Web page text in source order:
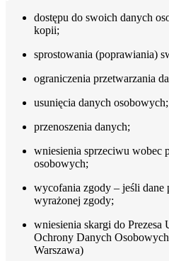
dostępu do swoich danych
kopii;
sprostowania (poprawiania)
ograniczenia przetwarzania
usunięcia danych osobowych;
przenoszenia danych;
wniesienia sprzeciwu wobec
osobowych;
wycofania zgody – jeśli dane
wyrażonej zgody;
wniesienia skargi do Prezesa
Ochrony Danych
Warszawa)